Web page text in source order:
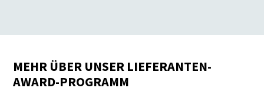
MEHR ÜBER UNSER LIEFERANTEN-
AWARD-PROGRAMM